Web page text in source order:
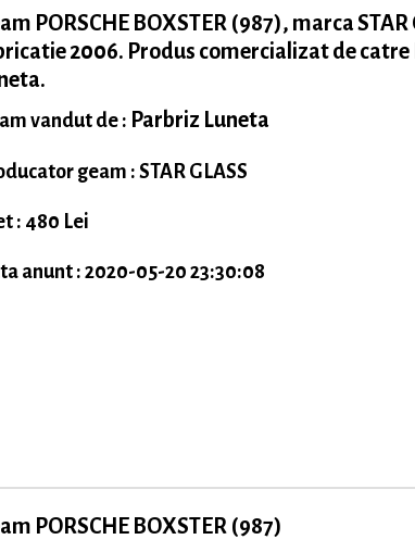
PORSCHE BOXSTER (987), marca STAR
2006. Produs comercializat de catre
vandut de : Parbriz Luneta
geam : STAR GLASS
: 480 Lei
anunt : 2020-05-20 23:30:08
PORSCHE BOXSTER (987)